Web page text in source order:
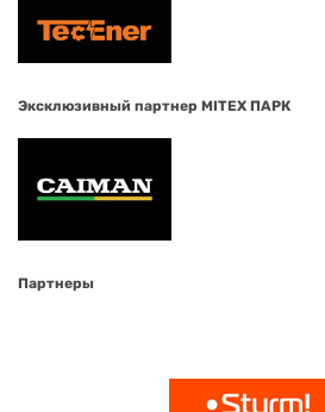
Эксклюзивный партнер MITEX ПАРК
Партнеры